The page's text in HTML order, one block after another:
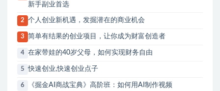
新手副业首选
2 个人创业新机遇，发掘潜在的商业机会
3 简单有结果的创业项目，让你成为财富创造者
4 在家带娃的40岁父母，如何实现财务自由
5 快速创业,快速创业点子
6 《掘金AI商战宝典》高阶班：如何用AI制作视频